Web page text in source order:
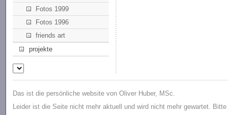
Fotos 1999
Fotos 1996
friends art
projekte
Das ist die persönliche website von Oliver Huber, MSc.
Leider ist die Seite nicht mehr aktuell und wird nicht mehr gewartet.